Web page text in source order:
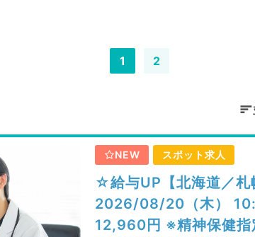
1 2
NEW スポット求人
☆給与UP【北海道／札
2026/08/20（木）
12,960円 ※精神保健指